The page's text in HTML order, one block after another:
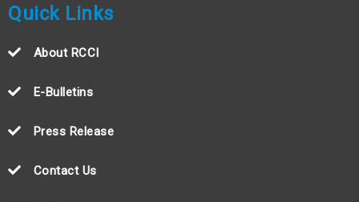
Quick Links
About RCCI
E-Bulletins
Press Release
Contact Us